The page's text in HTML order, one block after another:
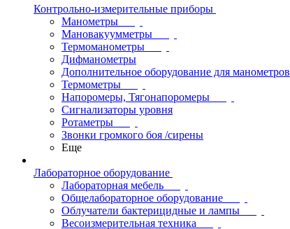
Контрольно-измерительные приборы
Манометры
Мановакуумметры
Термоманометры
Дифманометры
Дополнительное оборудование для манометров
Термометры
Напоромеры, Тягонапоромеры
Сигнализаторы уровня
Ротаметры
Звонки громкого боя /сирены
Еще
Лабораторное оборудование
Лабораторная мебель
Общелабораторное оборудование
Облучатели бактерицидные и лампы
Весоизмерительная техника